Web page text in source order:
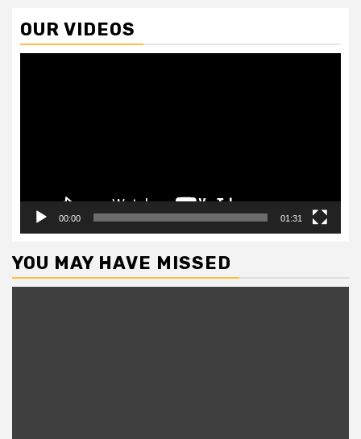
OUR VIDEOS
00:00 01:31
YOU MAY HAVE MISSED